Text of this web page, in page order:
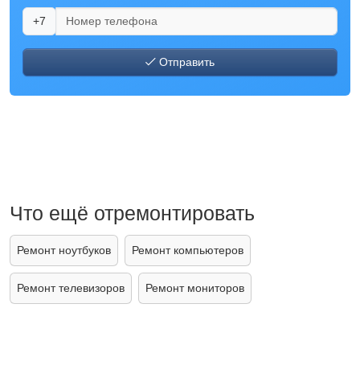
+7
Отправить
Что ещё отремонтировать
Ремонт ноутбуков Ремонт компьютеров
Ремонт телевизоров Ремонт мониторов